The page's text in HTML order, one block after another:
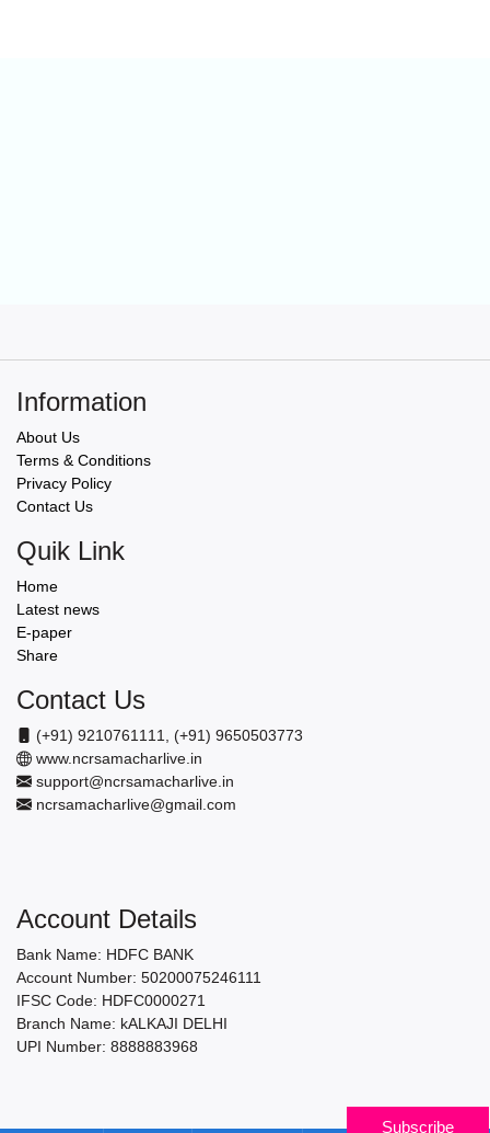
Information
About Us
Terms & Conditions
Privacy Policy
Contact Us
Quik Link
Home
Latest news
E-paper
Share
Contact Us
(+91) 9210761111, (+91) 9650503773
www.ncrsamacharlive.in
support@ncrsamacharlive.in
ncrsamacharlive@gmail.com
Account Details
Bank Name: HDFC BANK
Account Number: 50200075246111
IFSC Code: HDFC0000271
Branch Name: kALKAJI DELHI
UPI Number: 8888883968
Subscribe